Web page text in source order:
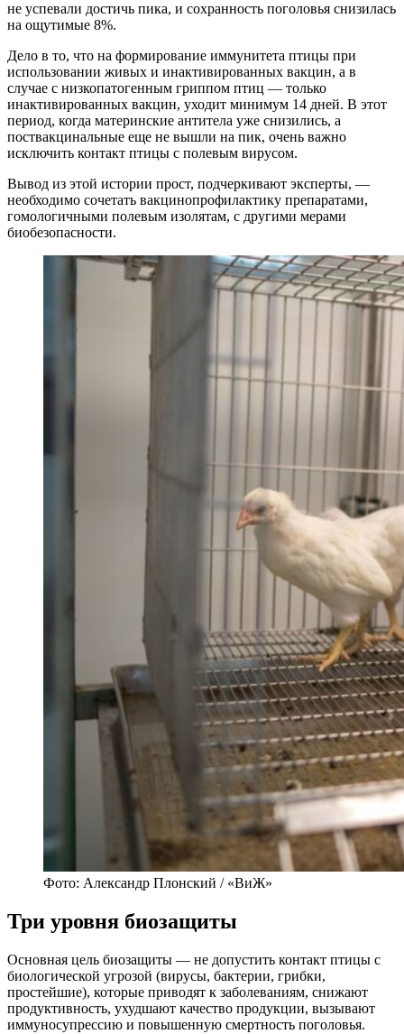
не успевали достичь пика, и сохранность поголовья снизилась
на ощутимые 8%.
Дело в то, что на формирование иммунитета птицы при
использовании живых и инактивированных вакцин, а в
случае с низкопатогенным гриппом птиц — только
инактивированных вакцин, уходит минимум 14 дней. В этот
период, когда материнские антитела уже снизились, а
поствакцинальные еще не вышли на пик, очень важно
исключить контакт птицы с полевым вирусом.
Вывод из этой истории прост, подчеркивают эксперты, —
необходимо сочетать вакцинопрофилактику препаратами,
гомологичными полевым изолятам, с другими мерами
биобезопасности.
Фото: Александр Плонский / «ВиЖ»
Три уровня биозащиты
Основная цель биозащиты — не допустить контакт птицы с
биологической угрозой (вирусы, бактерии, грибки,
простейшие), которые приводят к заболеваниям, снижают
продуктивность, ухудшают качество продукции, вызывают
иммуносупрессию и повышенную смертность поголовья.